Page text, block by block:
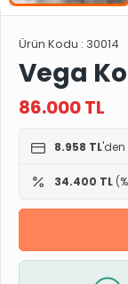
Ürün Kodu : 30014
Vega
86.000TL
8.958 TL'den
34.400 TL